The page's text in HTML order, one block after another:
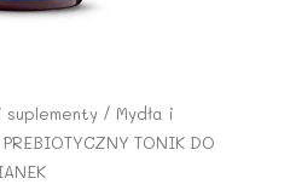
suplementy / Mydła i
TONIK DO